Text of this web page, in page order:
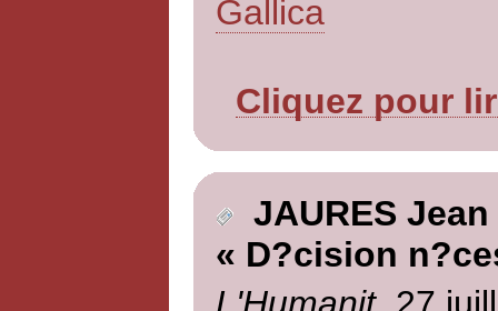
Gallica
Cliquez pour
JAURES Jean
« D?cision
L'Humanit, 27